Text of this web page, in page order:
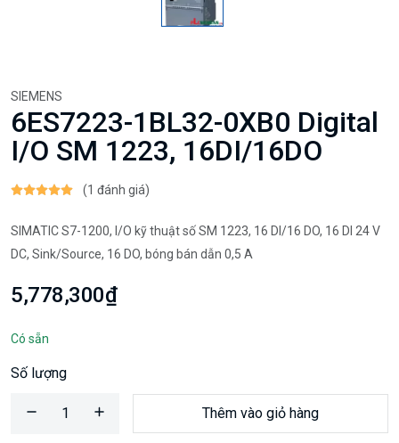
SIEMENS
6ES7223-1BL32-0XB0 Digital
I/O SM 1223, 16DI/16DO
(1 đánh giá)
SIMATIC S7-1200, I/O kỹ thuật số SM 1223, 16 DI/16 DO, 16 DI 24 V
DC, Sink/Source, 16 DO, bóng bán dẫn 0,5 A
5,778,300₫
Có sẵn
Số lượng
Thêm vào giỏ hàng